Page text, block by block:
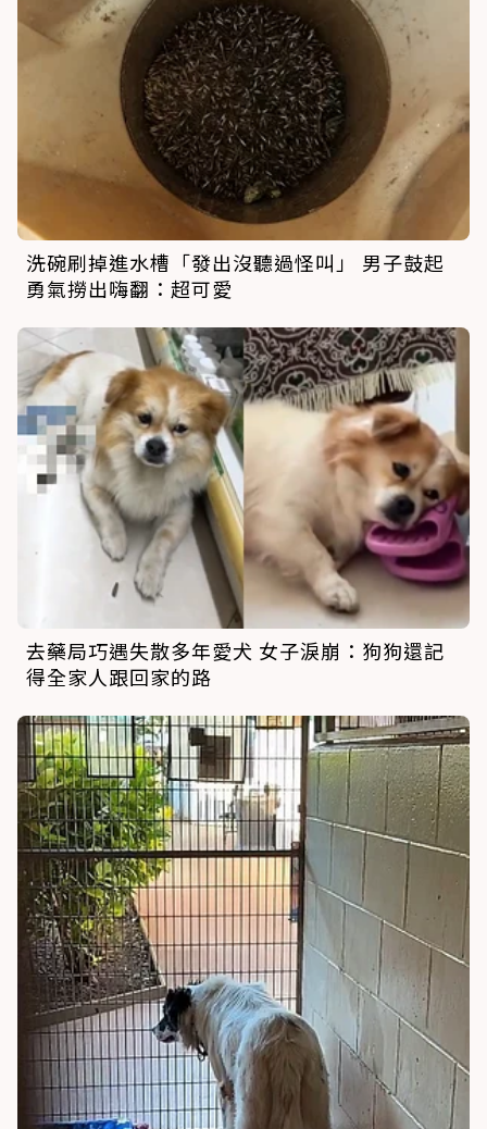
洗碗刷掉進水槽「發出沒聽過怪叫」 男子鼓起
勇氣撈出嗨翻：超可愛
去藥局巧遇失散多年愛犬 女子淚崩：狗狗還記
得全家人跟回家的路